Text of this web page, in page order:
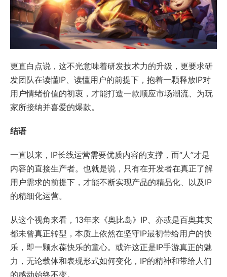
更直白点说，这不光意味着研发技术力的升级，更要求研
发团队在读懂IP、读懂用户的前提下，抱着一颗释放IP对
用户情绪价值的初衷，才能打造一款顺应市场潮流、为玩
家所接纳并喜爱的爆款。
结语
一直以来，IP长线运营需要优质内容的支撑，而“人”才是
内容的直接生产者。也就是说，只有在开发者在真正了解
用户需求的前提下，才能不断实现产品的精品化、以及IP
的精细化运营。
从这个视角来看，13年来《奥比岛》IP、亦或是百奥其实
都未曾真正转型，本质上依然在坚守IP最初带给用户的快
乐，即一颗永葆快乐的童心。或许这正是IP手游真正的魅
力，无论载体和表现形式如何变化，IP的精神和带给人们
的感动始终不变。